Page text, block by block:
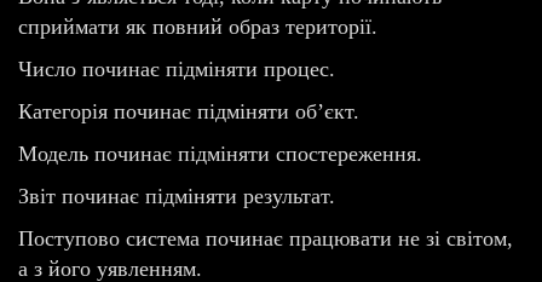
сприймати як повний образ території.
Число починає підміняти процес.
Категорія починає підміняти об’єкт.
Модель починає підміняти спостереження.
Звіт починає підміняти результат.
Поступово система починає працювати не зі світом,
а з його уявленням.